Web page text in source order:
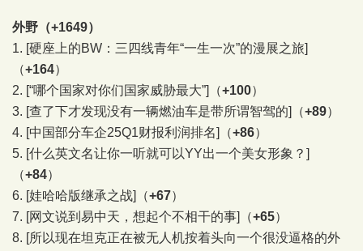
外野（+1649）
1. [硬座上的BW：三四线青年“一生一次”的漫展之旅]
（+164）
2. [“哪个国家对你们国家威胁最大”] （+100）
3. [查了下才发现没有一辆燃油车是带所谓智驾的] （+89）
4. [中国部分车企25Q1财报利润排名] （+86）
5. [什么英文名让你一听就可以YY出一个美女形象？]
（+84）
6. [娃哈哈版继承之战] （+67）
7. [网文说到易中天，想起个不相干的事] （+65）
8. [所以现在坦克正在被无人机按着头向一个很没逼格的外